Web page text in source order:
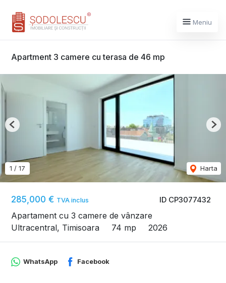
Meniu
Apartment 3 camere cu terasa de 46 mp
ID CP3077432
285,000 € TVA inclus
Apartament cu 3 camere de vânzare
Ultracentral, Timisoara
74 mp 2026
1 / 17 Harta
Previous
WhatsApp Facebook